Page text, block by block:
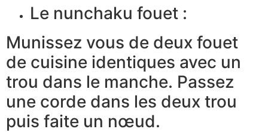
Le nunchaku fouet :
Munissez vous de deux fouet
de cuisine identiques avec un
trou dans le manche. Passez
une corde dans les deux trou
puis faite un nœud.